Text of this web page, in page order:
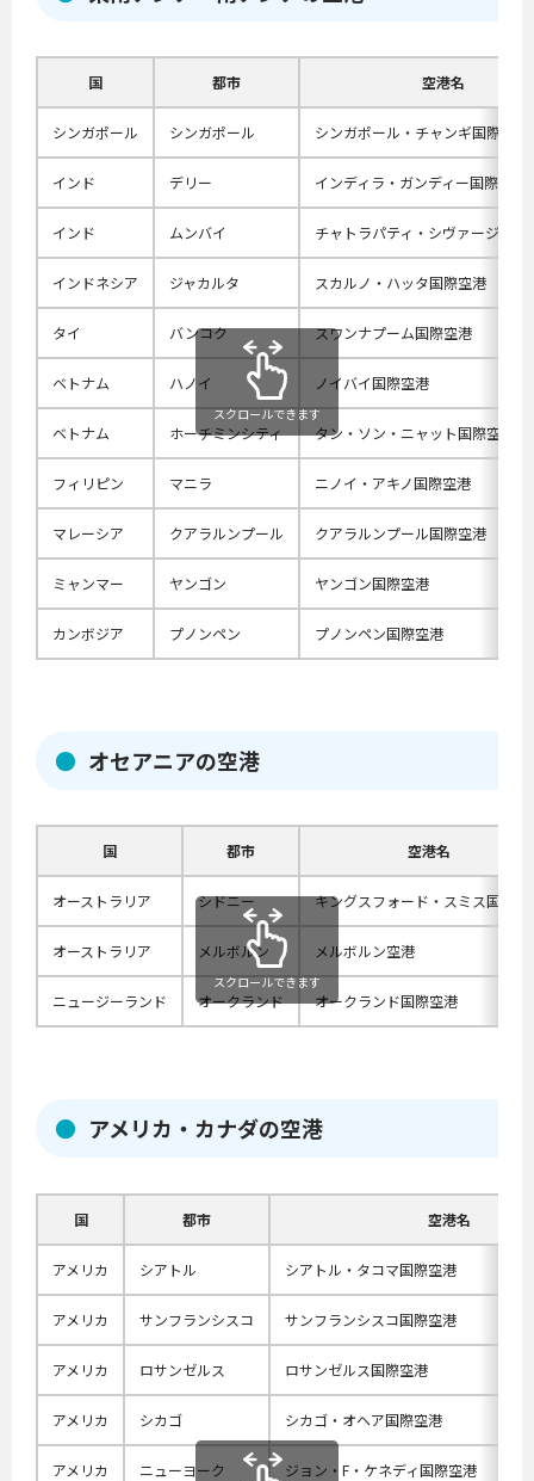
国 都市 空港名
シンガポール シンガポール シンガポール・チャンギ国際空港
インド デリー インディラ・ガンディー国際空港
インド ムンバイ チャトラパティ・シヴァージー国
インドネシア ジャカルタ スカルノ・ハッタ国際空港
タイ バンコク スワンナプーム国際空港
ベトナム ハノイ ノイバイ国際空港
ベトナム ホーチミンシティ タン・ソン・ニャット国際空港
フィリピン マニラ ニノイ・アキノ国際空港
マレーシア クアラルンプール クアラルンプール国際空港
ミャンマー ヤンゴン ヤンゴン国際空港
カンボジア プノンペン プノンペン国際空港
スクロールできます
オセアニアの空港
国 都市 空港名
オーストラリア シドニー キングスフォード・スミス国際空
オーストラリア メルボルン メルボルン空港
ニュージーランド オークランド オークランド国際空港
スクロールできます
アメリカ・カナダの空港
国 都市 空港名
アメリカ シアトル シアトル・タコマ国際空港
アメリカ サンフランシスコ サンフランシスコ国際空港
アメリカ ロサンゼルス ロサンゼルス国際空港
アメリカ シカゴ シカゴ・オヘア国際空港
アメリカ ニューヨーク ジョン・F・ケネディ国際空港